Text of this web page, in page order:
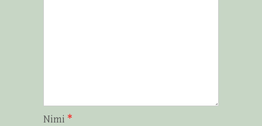
Nimi *